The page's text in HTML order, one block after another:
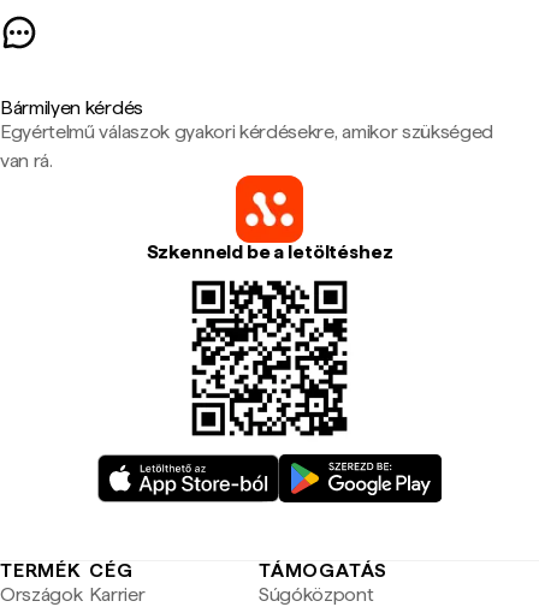
Bármilyen kérdés
Egyértelmű válaszok gyakori kérdésekre, amikor szükséged
van rá.
Szkenneld be a letöltéshez
TERMÉK
Országok
CÉG
Karrier
TÁMOGATÁS
Súgóközpont